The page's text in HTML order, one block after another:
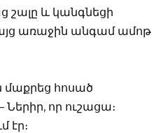
շալը և կանգնեցի
առաջին անգամ ամոթ
մաքրեց հոսած
որ ուշացա։
էր։